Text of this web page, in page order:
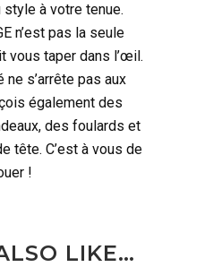
style à votre tenue.
n’est pas la seule
vous taper dans l’œil.
ne s’arrête pas aux
également des
des foulards et
tête. C’est à vous de
!
LIKE…